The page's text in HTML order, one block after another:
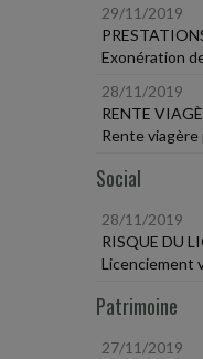
29/11/2019
Exonération
28/11/2019
RENTE
Rente
Social
28/11/2019
RISQUE DU
Licenciement
Patrimoine
27/11/2019